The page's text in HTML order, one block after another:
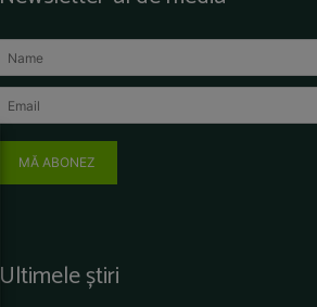
MĂ ABONEZ
Ultimele știri